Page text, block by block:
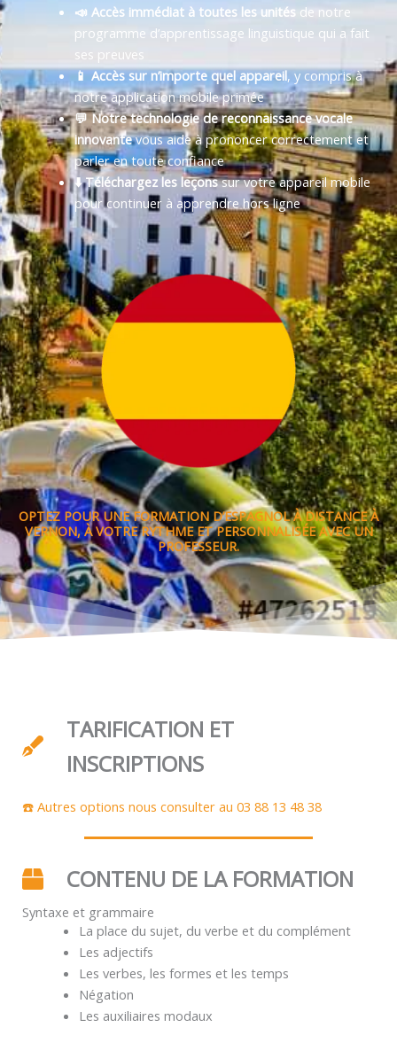
📣 Accès immédiat à toutes les unitésde notre
programme d’apprentissage linguistique qui a fait
ses preuves
📱 Accès sur n’importe quel appareil, y compris à
notre application mobile primée
💬 Notre technologie de reconnaissance vocale
innovantevous aide à prononcer correctement et
parler en toute confiance
⬇️ Téléchargez les leçonssur votre appareil mobile
pour continuer à apprendre hors ligne
OPTEZ POUR UNE FORMATION D’ESPAGNOL À DISTANCE À
VERNON, À VOTRE RYTHME ET PERSONNALISÉE AVEC UN
PROFESSEUR.
TARIFICATION ET
INSCRIPTIONS
☎️ Autres options nous consulter au 03 88 13 48 38
CONTENU DE LA FORMATION
Syntaxe et grammaire
La place du sujet, du verbe et du complément
Les adjectifs
Les verbes, les formes et les temps
Négation
Les auxiliaires modaux